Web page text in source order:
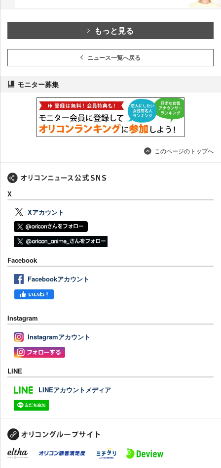
もっと見る
ニュース一覧へ戻る
モニター募集
このページのトップへ
X
Xアカウント
Facebook
Facebookアカウント
Instagram
Instagramアカウント
LINE
LINEアカウントメディア